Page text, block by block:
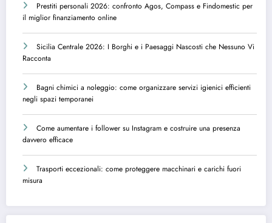
Prestiti personali 2026: confronto Agos, Compass e Findomestic per
il miglior finanziamento online
Sicilia Centrale 2026: I Borghi e i Paesaggi Nascosti che Nessuno Vi
Racconta
Bagni chimici a noleggio: come organizzare servizi igienici efficienti
negli spazi temporanei
Come aumentare i follower su Instagram e costruire una presenza
davvero efficace
Trasporti eccezionali: come proteggere macchinari e carichi fuori
misura